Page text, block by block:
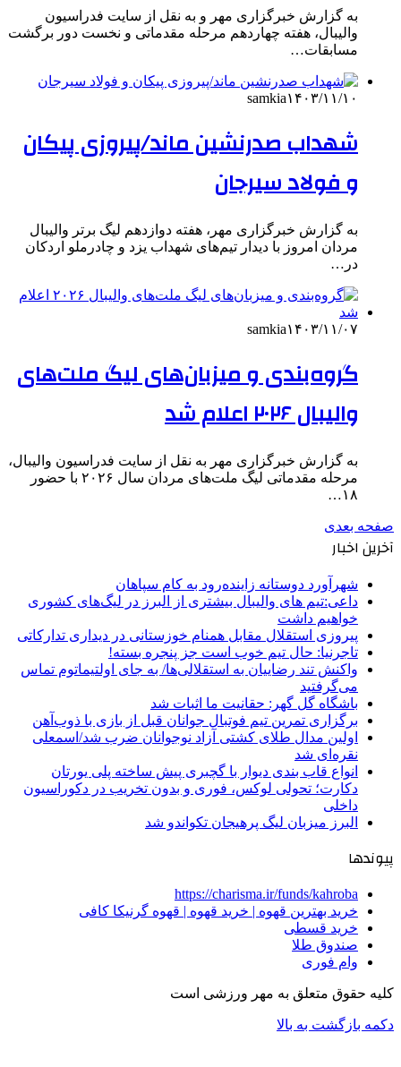
به گزارش خبرگزاری مهر و به نقل از سایت فدراسیون
والیبال، هفته چهاردهم مرحله مقدماتی و نخست دور برگشت
مسابقات…
samkia۱۴۰۳/۱۱/۱۰
شهداب صدرنشین ماند/پیروزی پیکان
و فولاد سیرجان
به گزارش خبرگزاری مهر، هفته دوازدهم لیگ برتر والیبال
مردان امروز با دیدار تیم‌های شهداب یزد و چادرملو اردکان
در…
samkia۱۴۰۳/۱۱/۰۷
گروه‌بندی و میزبان‌های لیگ ملت‌های
والیبال ۲۰۲۶ اعلام شد
به گزارش خبرگزاری مهر به نقل از سایت فدراسیون والیبال،
مرحله مقدماتی لیگ ملت‌های مردان سال ۲۰۲۶ با حضور
۱۸…
صفحه بعدی
آخرین اخبار
شهرآورد دوستانه زاینده‌رود به کام سپاهان
داعی:تیم های والیبال بیشتری از البرز در لیگ‌های کشوری
خواهیم داشت
پیروزی استقلال مقابل همنام خوزستانی در دیداری تدارکاتی
تاجرنیا: حال تیم خوب است جز پنجره بسته!
واکنش تند رضاییان به استقلالی‌ها/ به جای اولتیماتوم تماس
می‌گرفتید
باشگاه گل گهر: حقانیت ما اثبات شد
برگزاری تمرین تیم فوتبال جوانان قبل از بازی با ذوب‌آهن
اولین مدال طلای کشتی آزاد نوجوانان ضرب شد/اسمعلی
نقره‌ای شد
انواع قاب بندی دیوار با گچبری پیش ساخته پلی یورتان
دکارت؛ تحولی لوکس، فوری و بدون تخریب در دکوراسیون
داخلی
البرز میزبان لیگ پرهیجان تکواندو شد
پیوندها
https://charisma.ir/funds/kahroba
خرید بهترین قهوه | خرید قهوه | قهوه گرنیکا کافی
خرید قسطی
صندوق طلا
وام فوری
کلیه حقوق متعلق به مهر ورزشی است
دکمه بازگشت به بالا